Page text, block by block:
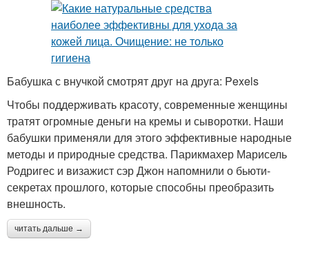
Бабушка с внучкой смотрят друг на друга: Pexels
Чтобы поддерживать красоту, современные женщины
тратят огромные деньги на кремы и сыворотки. Наши
бабушки применяли для этого эффективные народные
методы и природные средства. Парикмахер Марисель
Родригес и визажист сэр Джон напомнили о бьюти-
секретах прошлого, которые способны преобразить
внешность.
читать дальше →